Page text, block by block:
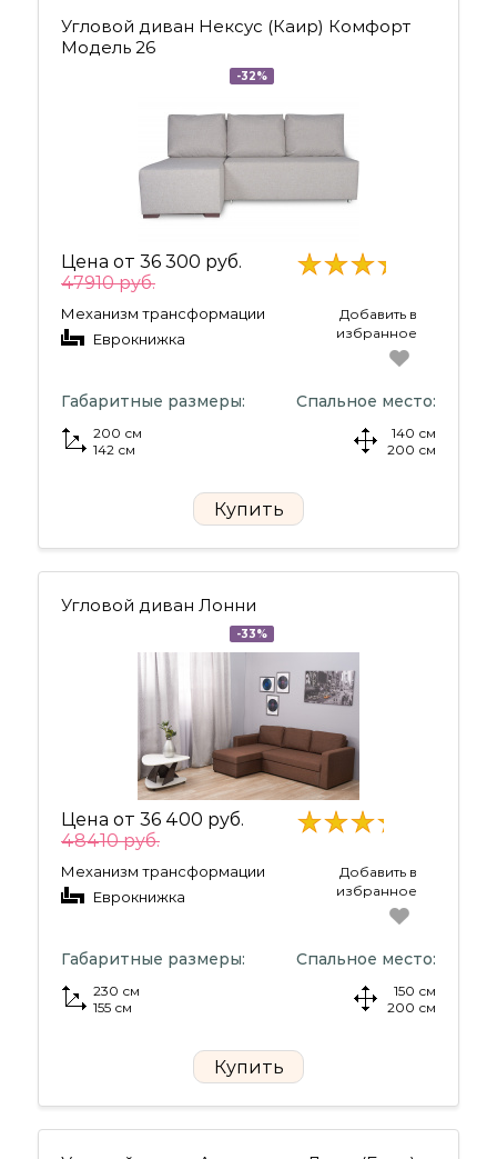
Угловой диван Нексус (Каир) Комфорт
Модель 26
-32%
Цена от 36 300 руб.
47910 руб.
Механизм трансформации
Еврокнижка
Добавить в
избранное
Габаритные размеры:
200 см
142 см
Спальное место:
140 см
200 см
Купить
Угловой диван Лонни
-33%
Цена от 36 400 руб.
48410 руб.
Механизм трансформации
Еврокнижка
Добавить в
избранное
Габаритные размеры:
230 см
155 см
Спальное место:
150 см
200 см
Купить